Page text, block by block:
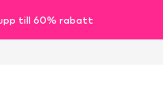
upp till 60% rabatt